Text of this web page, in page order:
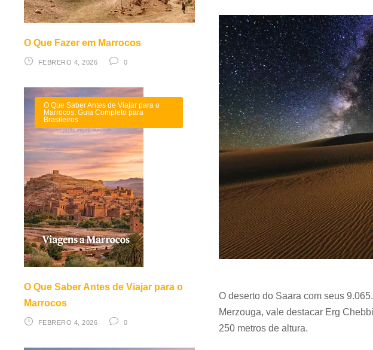
O deserto do Saara com seus
Merzouga, vale destacar Erg
250 metros de altura.
O Que Fazer em Marrocos
FEBRERO 4, 2026 0
O Que Saber Antes de Viajar para o
Marrocos: Guia Completo para
Brasileiros
O Que Saber Antes de Viajar para o
Marrocos
FEBRERO 4, 2026 0